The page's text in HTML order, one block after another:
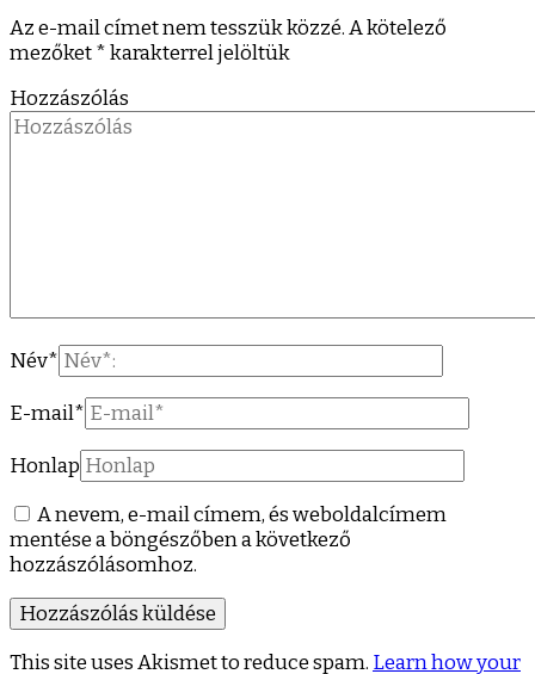
Az e-mail címet nem tesszük közzé.A kötelező
mezőket*karakterrel jelöltük
Hozzászólás
Név*
E-mail*
Honlap
A nevem, e-mail címem, és weboldalcímem
mentése a böngészőben a következő
hozzászólásomhoz.
This site uses Akismet to reduce spam. Learn how your